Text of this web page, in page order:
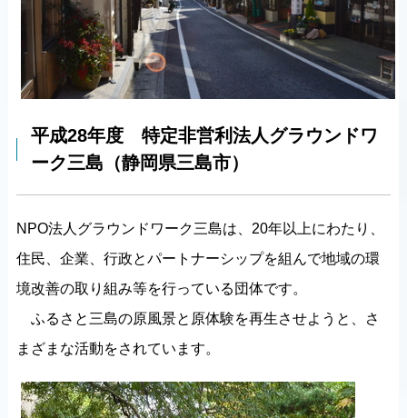
平成28年度 特定非営利法人グラウンドワ
ーク三島（静岡県三島市）
NPO法人グラウンドワーク三島は、20年以上にわたり、
住民、企業、行政とパートナーシップを組んで地域の環
境改善の取り組み等を行っている団体です。
ふるさと三島の原風景と原体験を再生させようと、さ
まざまな活動をされています。